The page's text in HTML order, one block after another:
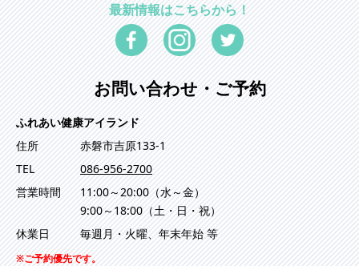
最新情報はこちらから！
お問い合わせ・ご予約
ふれあい健康アイランド
住所
赤磐市吉原133-1
TEL
086-956-2700
営業時間
11:00～20:00（水～金）
9:00～18:00（土・日・祝）
休業日
毎週月・火曜、年末年始 等
ご予約優先です。